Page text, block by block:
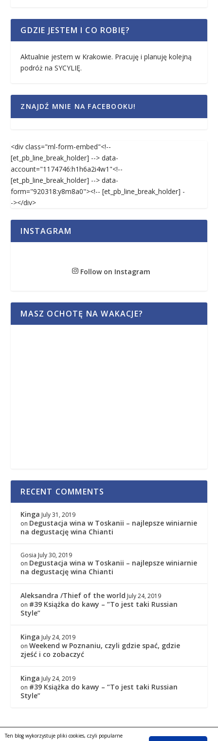
GDZIE JESTEM I CO ROBIĘ?
Aktualnie jestem w Krakowie. Pracuję i planuję kolejną
podróż na SYCYLIĘ.
ZNAJDŹ MNIE NA FACEBOOKU!
<div class="ml-form-embed"<!--
[et_pb_line_break_holder] --> data-
account="1174746:h1h6a2i4w1"<!--
[et_pb_line_break_holder] --> data-
form="920318:y8m8a0"><!-- [et_pb_line_break_holder] -
-></div>
INSTAGRAM
Follow on Instagram
MASZ OCHOTĘ NA WAKACJE?
RECENT COMMENTS
Kinga July 31, 2019
on Degustacja wina w Toskanii – najlepsze winiarnie
na degustację wina Chianti
Gosia July 30, 2019
on Degustacja wina w Toskanii – najlepsze winiarnie
na degustację wina Chianti
Aleksandra /Thief of the world July 24, 2019
on #39 Książka do kawy – “To jest taki Russian
Style”
Kinga July 24, 2019
onWeekend w Poznaniu, czyli gdzie spać, gdzie
zjeść i co zobaczyć
Kinga July 24, 2019
on #39 Książka do kawy – “To jest taki Russian
Style”
Ten blog wykorzystuje pliki cookies, czyli popularne